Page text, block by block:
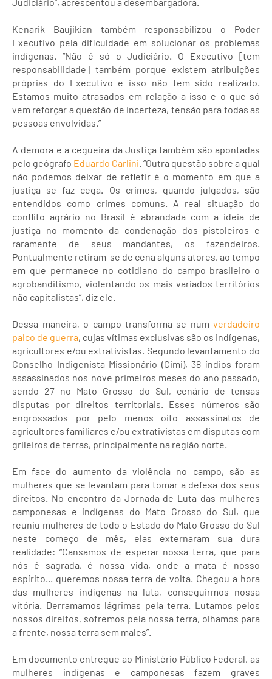
Kenarik Baujikian também responsabilizou o Poder
Executivo pela dificuldade em solucionar os problemas
indígenas. “Não é só o Judiciário. O Executivo [tem
responsabilidade] também porque existem atribuições
próprias do Executivo e isso não tem sido realizado.
Estamos muito atrasados em relação a isso e o que só
vem reforçar a questão de incerteza, tensão para todas as
pessoas envolvidas.”
A demora e a cegueira da Justiça também são apontadas
pelo geógrafo Eduardo Carlini. “Outra questão sobre a qual
não podemos deixar de refletir é o momento em que a
justiça se faz cega. Os crimes, quando julgados, são
entendidos como crimes comuns. A real situação do
conflito agrário no Brasil é abrandada com a ideia de
justiça no momento da condenação dos pistoleiros e
raramente de seus mandantes, os fazendeiros.
Pontualmente retiram-se de cena alguns atores, ao tempo
em que permanece no cotidiano do campo brasileiro o
agrobanditismo, violentando os mais variados territórios
não capitalistas”, diz ele.
Dessa maneira, o campo transforma-se num verdadeiro
palco de guerra, cujas vítimas exclusivas são os indígenas,
agricultores e/ou extrativistas. Segundo levantamento do
Conselho Indigenista Missionário (Cimi), 38 índios foram
assassinados nos nove primeiros meses do ano passado,
sendo 27 no Mato Grosso do Sul, cenário de tensas
disputas por direitos territoriais. Esses números são
engrossados por pelo menos oito assassinatos de
agricultores familiares e/ou extrativistas em disputas com
grileiros de terras, principalmente na região norte.
Em face do aumento da violência no campo, são as
mulheres que se levantam para tomar a defesa dos seus
direitos. No encontro da Jornada de Luta das mulheres
camponesas e indígenas do Mato Grosso do Sul, que
reuniu mulheres de todo o Estado do Mato Grosso do Sul
neste começo de mês, elas externaram sua dura
realidade: “Cansamos de esperar nossa terra, que para
nós é sagrada, é nossa vida, onde a mata é nosso
espírito... queremos nossa terra de volta. Chegou a hora
das mulheres indígenas na luta, conseguirmos nossa
vitória. Derramamos lágrimas pela terra. Lutamos pelos
nossos direitos, sofremos pela nossa terra, olhamos para
a frente, nossa terra sem males”.
Em documento entregue ao Ministério Público Federal, as
mulheres indígenas e camponesas fazem graves